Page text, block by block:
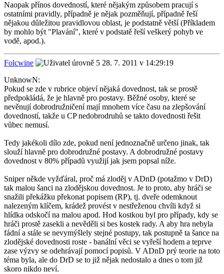
Naopak přínos dovedností, které nějakým způsobem pracují s
ostatními pravidly, případně je nějak pozměňují, případně řeší
nějakou důležitou pravidlovou oblast, je podstatně větší (Příkladem
by mohlo být "Plavání", které v podstatě řeší veškerý pohyb ve
vodě, apod.).
Folcwine
28. 7. 2011 v 14:29:19
UnknowN:
Pokud se zde v rubrice objeví nějaká dovednost, tak se prostě
předpokládá, že je hlavně pro postavy. Běžné osoby, které se
nevěnují dobrodružničení mají mnohem více času na zlepšování
dovedností, takže u CP nedobrodruhů se takto dovednosti řešit
vůbec nemusí.
Tedy jakékoli dílo zde, pokud není jednoznačně určeno jinak, tak
slouží hlavně pro dobrodružné postavy. A dobrodružné postavy
dovednost v 80% případů využijí jak jsem popsal níže.
Sniper někde vyžďáral, proč má zloděj v ADnD (potažmo v DrD)
tak malou šanci na zlodějskou dovednost. Je to proto, aby hráči se
snažili překážku překonat popisem (RP), tj. dveře odemknout
nalezeným klíčem, krádež provést v nestřeženou chvíli když si
hlídka odskočí na malou apod. Hod kostkou byl pro případy, kdy se
hráči prostě zasekli a nevěděli si bes kostek rady. A aby hra nebyla
fádní a stále se nevymýšlely stejné postupy, tak postupně ta šance na
zlodějské dovednosti roste - banální věci se vyřeší hodem a teprve
zase výzvy se odehrávají pomocí popisů. V ADnD prý teorie na toto
téma byla, ale do DrD se to již nějak nedostalo a dnes o tom již
skoro nikdo neví.